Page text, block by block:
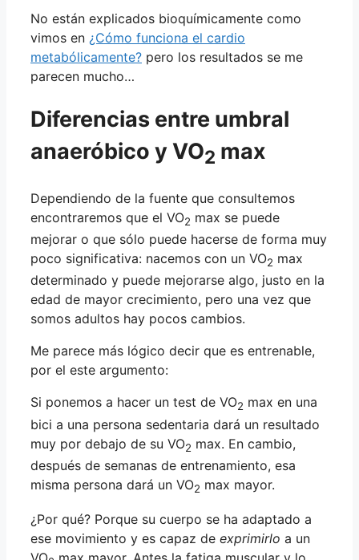
No están explicados bioquímicamente como
vimos en ¿Cómo funciona el cardio
metabólicamente? pero los resultados se me
parecen mucho…
Diferencias entre umbral
anaeróbico y VO2 max
Dependiendo de la fuente que consultemos
encontraremos que el VO2 max se puede
mejorar o que sólo puede hacerse de forma muy
poco significativa: nacemos con un VO2 max
determinado y puede mejorarse algo, justo en la
edad de mayor crecimiento, pero una vez que
somos adultos hay pocos cambios.
Me parece más lógico decir que es entrenable,
por el este argumento:
Si ponemos a hacer un test de VO2 max en una
bici a una persona sedentaria dará un resultado
muy por debajo de su VO2 max. En cambio,
después de semanas de entrenamiento, esa
misma persona dará un VO2 max mayor.
¿Por qué? Porque su cuerpo se ha adaptado a
ese movimiento y es capaz de exprimirlo a un